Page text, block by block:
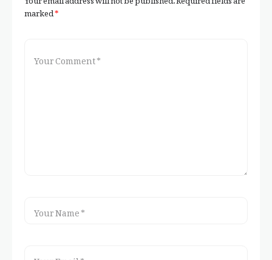
marked*